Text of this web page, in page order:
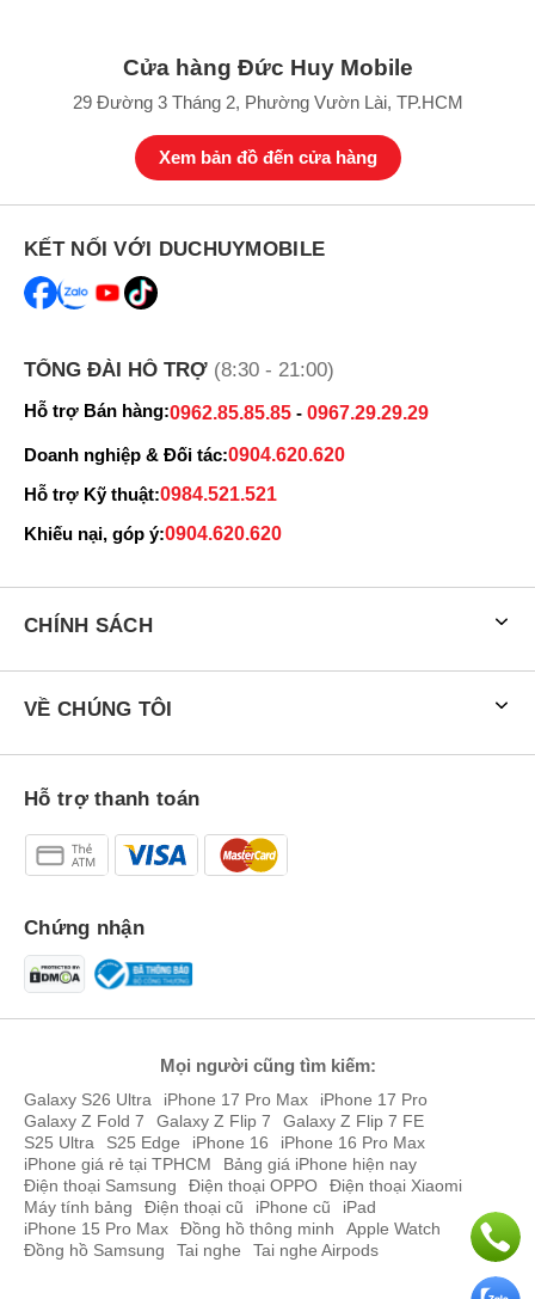
Cửa hàng Đức Huy Mobile
29 Đường 3 Tháng 2, Phường Vườn Lài, TP.HCM
Xem bản đồ đến cửa hàng
KẾT NỐI VỚI DUCHUYMOBILE
TỔNG ĐÀI HỖ TRỢ (8:30 - 21:00)
Hỗ trợ Bán hàng:0962.85.85.85 - 0967.29.29.29
Doanh nghiệp & Đối tác:0904.620.620
Hỗ trợ Kỹ thuật:0984.521.521
Khiếu nại, góp ý:0904.620.620
CHÍNH SÁCH
VỀ CHÚNG TÔI
Hỗ trợ thanh toán
Chứng nhận
Mọi người cũng tìm kiếm:
Galaxy S26 Ultra iPhone 17 Pro Max
iPhone 17 Pro
Galaxy Z Fold 7
Galaxy Z Flip 7
Galaxy Z Flip 7 FE
S25 Ultra
S25 Edge iPhone 16
iPhone 16 Pro Max
iPhone giá rẻ tại TPHCM
Bảng giá iPhone hiện nay
Điện thoại Samsung
Điện thoại OPPO
Điện thoại Xiaomi
Máy tính bảng
Điện thoại cũ iPhone cũ
iPad
iPhone 15 Pro Max
Đồng hồ thông minh
Apple Watch
Đồng hồ Samsung
Tai nghe Tai nghe Airpods